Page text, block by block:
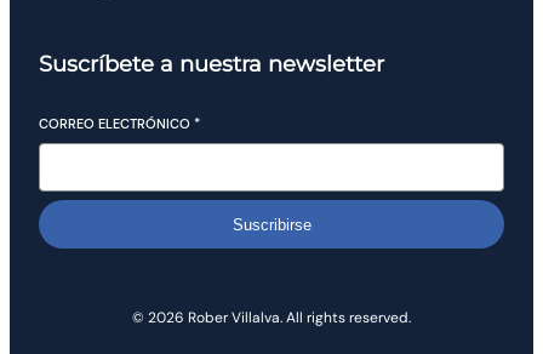
Suscríbete a nuestra newsletter
CORREO ELECTRÓNICO *
Suscribirse
© 2026 Rober Villalva. All rights reserved.